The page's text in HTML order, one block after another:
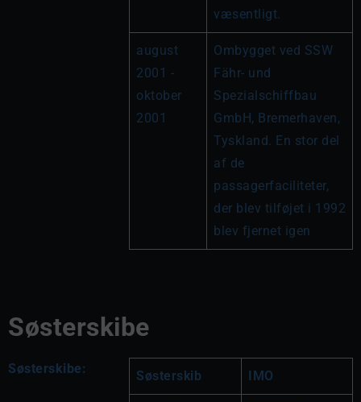
væsentligt.
august
2001 -
oktober
2001
Ombygget ved SSW
Fähr- und
Spezialschiffbau
GmbH, Bremerhaven,
Tyskland. En stor del
af de
passagerfaciliteter,
der blev tilføjet i 1992
blev fjernet igen
Søsterskibe
Søsterskibe: Søsterskib IMO